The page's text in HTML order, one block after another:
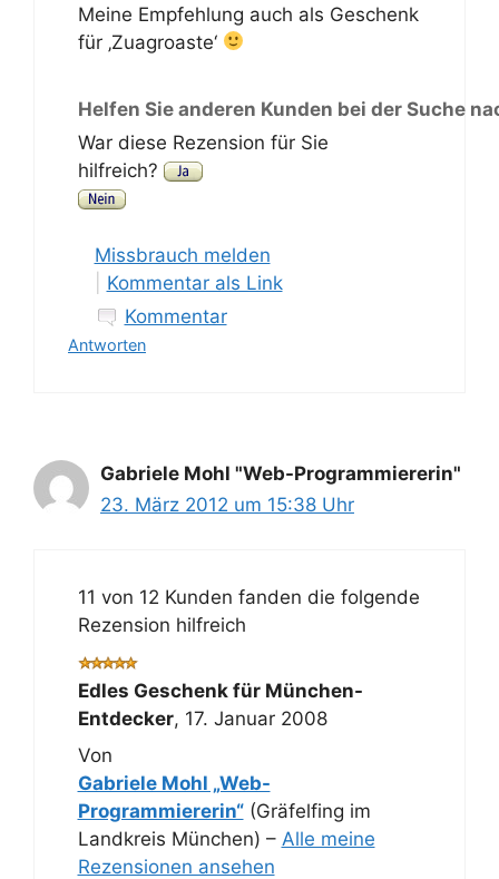
Meine Empfehlung auch als Geschenk
für ‚Zuagroaste‘
Helfen Sie anderen Kunden bei der Suche
War diese Rezension für Sie
hilfreich?
Missbrauch melden
Kommentar als Link
Kommentar
Antworten
Gabriele Mohl "Web-Programmiererin"
23. März 2012 um 15:38 Uhr
11 von 12 Kunden fanden die folgende
Rezension hilfreich
Edles Geschenk für München-
Entdecker, 17. Januar 2008
Von
Gabriele Mohl „Web-
Programmiererin“(Gräfelfing im
Landkreis München) – Alle meine
Rezensionen ansehen